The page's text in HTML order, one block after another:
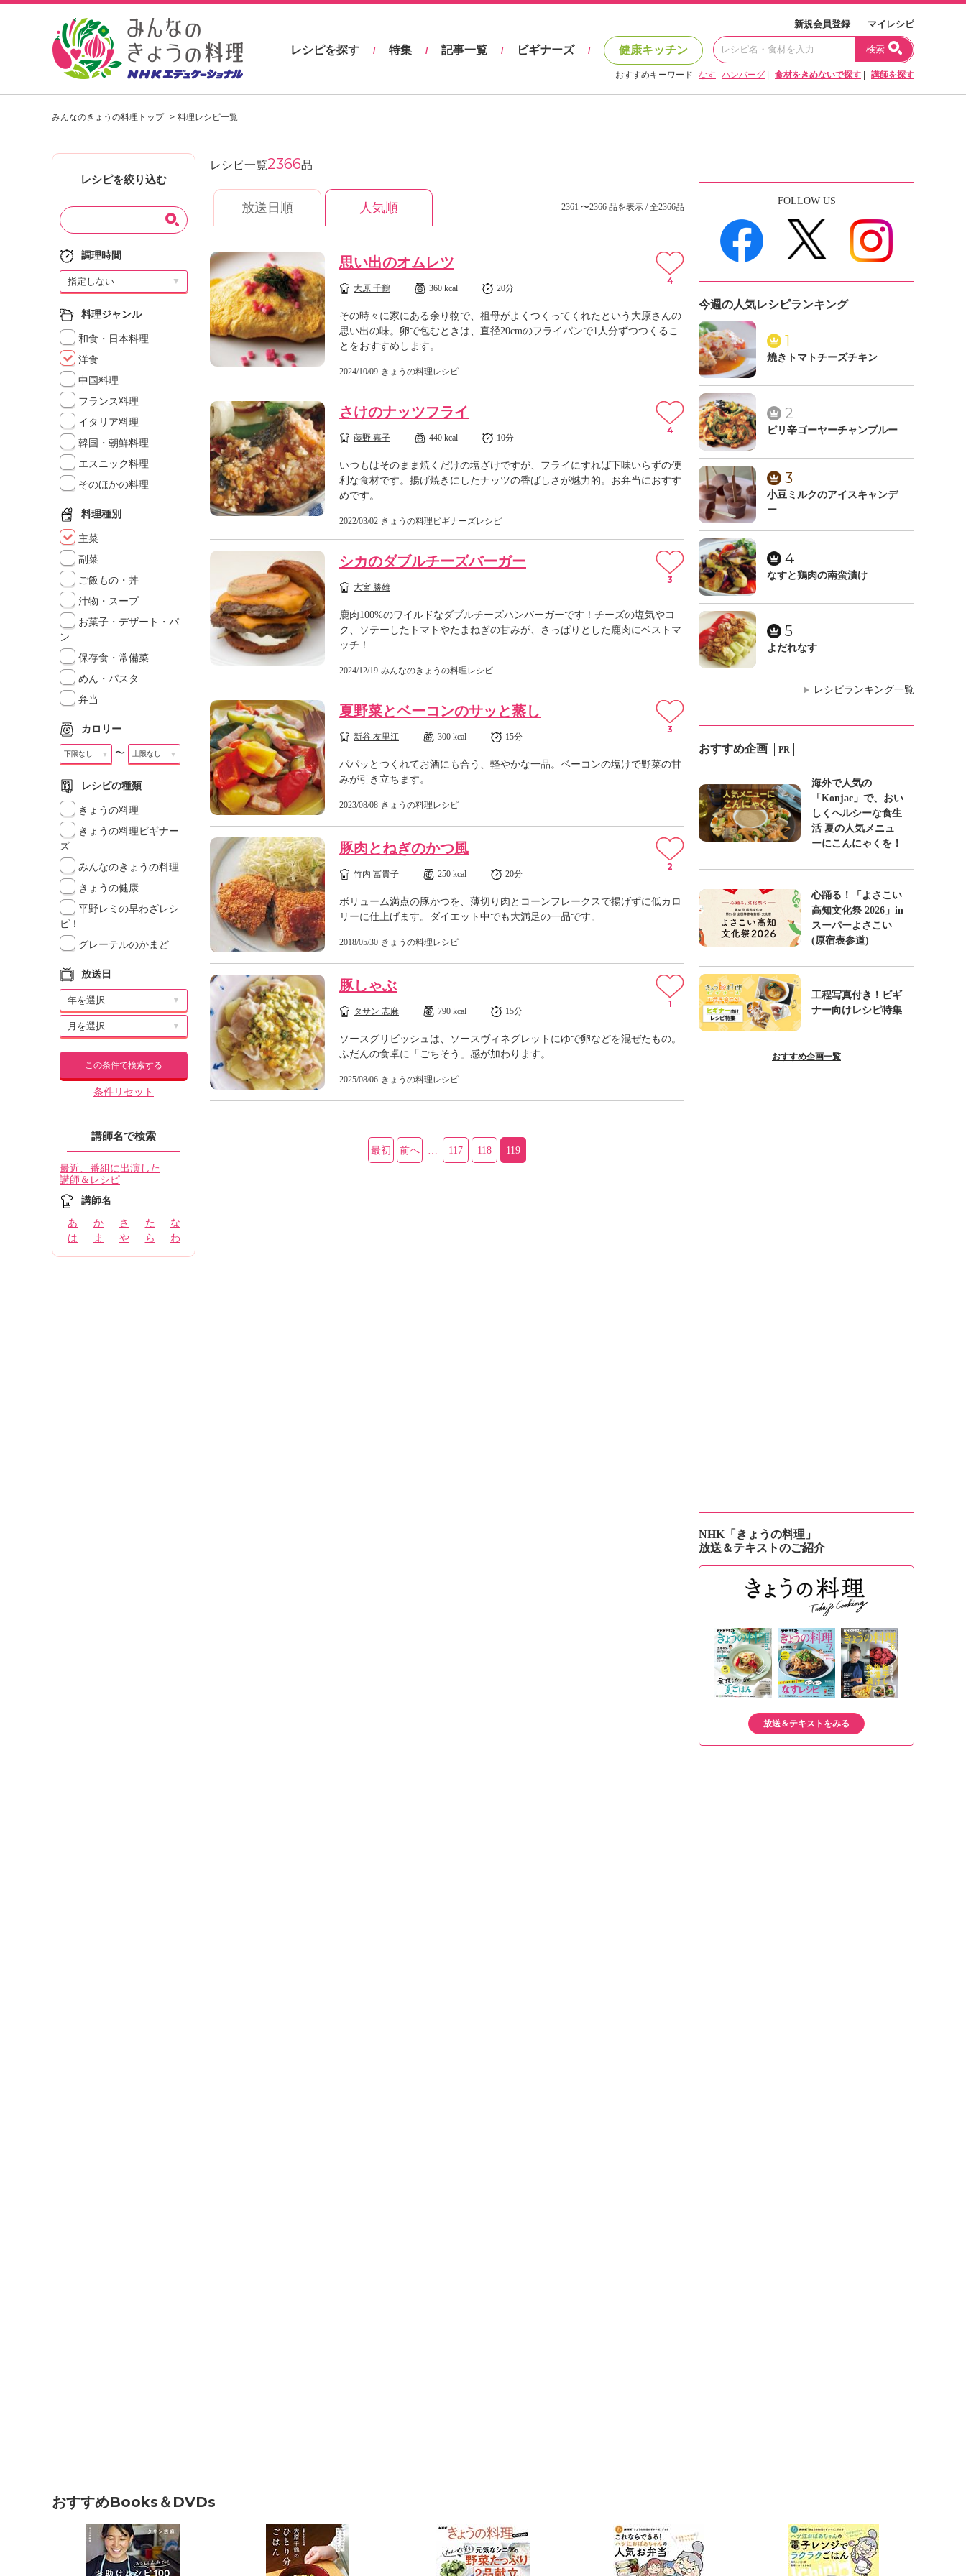
シ
見
つ
よ
う
。
N
H
K
エ
デ
ケ
ー
シ
ョ
ナ
ル
「
み
ん
の
う
の
料
理
」
新規会員登録 マイレシピ
レシピを探す / 特集 / 記事一覧 / ビギナーズ / 健康キッチン 検索
おすすめキーワード なす ハンバーグ 食材をきめないで探す 講師を探す
みんなのきょうの料理トップ 料理レシピ一覧
レシピを絞り込む
調理時間
▼
料理ジャンル
和食・日本料理
洋食
中国料理
フランス料理
イタリア料理
韓国・朝鮮料理
エスニック料理
そのほかの料理
料理種別
主菜
副菜
ご飯もの・丼
汁物・スープ
お菓子・デザート・パ
ン
保存食・常備菜
めん・パスタ
弁当
カロリー
▼ 〜 ▼
レシピの種類
きょうの料理
きょうの料理ビギナー
ズ
みんなのきょうの料理
きょうの健康
平野レミの早わざレシ
ピ！
グレーテルのかまど
放送日
▼
▼
この条件で検索する
条件リセット
講師名で検索
最近、番組に出演した
講師＆レシピ
講師名
あ か さ た
な
は
ま や ら わ
レシピ一覧2366品
放送日順 人気順 2361 〜2366 品を表示 / 全2366品
思い出のオムレツ
大原 千鶴 360 kcal 20分
その時々に家にある余り物で、祖母がよくつくってくれたという大原さんの
思い出の味。卵で包むときは、直径20cmのフライパンで1人分ずつつくるこ
とをおすすめします。
2024/10/09 きょうの料理レシピ
4
さけのナッツフライ
藤野 嘉子 440 kcal 10分
いつもはそのまま焼くだけの塩ざけですが、フライにすれば下味いらずの便
利な食材です。揚げ焼きにしたナッツの香ばしさが魅力的。お弁当におすす
めです。
2022/03/02 きょうの料理ビギナーズレシピ
4
シカのダブルチーズバーガー
大宮 勝雄
鹿肉100%のワイルドなダブルチーズハンバーガーです！チーズの塩気やコ
ク、ソテーしたトマトやたまねぎの甘みが、さっぱりとした鹿肉にベストマ
ッチ！
2024/12/19 みんなのきょうの料理レシピ
3
夏野菜とベーコンのサッと蒸し
新谷 友里江 300 kcal 15分
パパッとつくれてお酒にも合う、軽やかな一品。ベーコンの塩けで野菜の甘
みが引き立ちます。
2023/08/08 きょうの料理レシピ
3
豚肉とねぎのかつ風
竹内 冨貴子 250 kcal 20分
ボリューム満点の豚かつを、薄切り肉とコーンフレークスで揚げずに低カロ
リーに仕上げます。ダイエット中でも大満足の一品です。
2018/05/30 きょうの料理レシピ
2
豚しゃぶ
タサン 志麻 790 kcal 15分
ソースグリビッシュは、ソースヴィネグレットにゆで卵などを混ぜたもの。
ふだんの食卓に「ごちそう」感が加わります。
2025/08/06 きょうの料理レシピ
1
最初 前へ … 117 118 119
FOLLOW US
今週の人気レシピランキング
1
焼きトマトチーズチキン
2
ピリ辛ゴーヤーチャンプルー
3
小豆ミルクのアイスキャンデ
ー
4
なすと鶏肉の南蛮漬け
5
よだれなす
▶ レシピランキング一覧
おすすめ企画 PR
海外で人気の
「Konjac」で、おい
しくヘルシーな食生
活 夏の人気メニュ
ーにこんにゃくを！
心踊る！「よさこい
高知文化祭 2026」in
スーパーよさこい
(原宿表参道)
工程写真付き！ビギ
ナー向けレシピ特集
おすすめ企画一覧
NHK「きょうの料理」
放送＆テキストのご紹介
放送＆テキストをみる
おすすめBooks＆DVDs